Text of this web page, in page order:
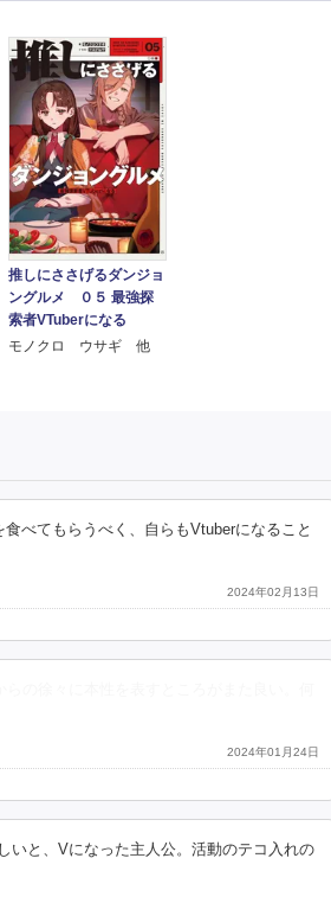
推しにささげるダンジョ
ングルメ ０５ 最強探
索者VTuberになる
モノクロ ウサギ 他
べてもらうべく、自らもVtuberになること
2024年02月13日
2024年01月24日
と、Vになった主人公。活動のテコ入れの